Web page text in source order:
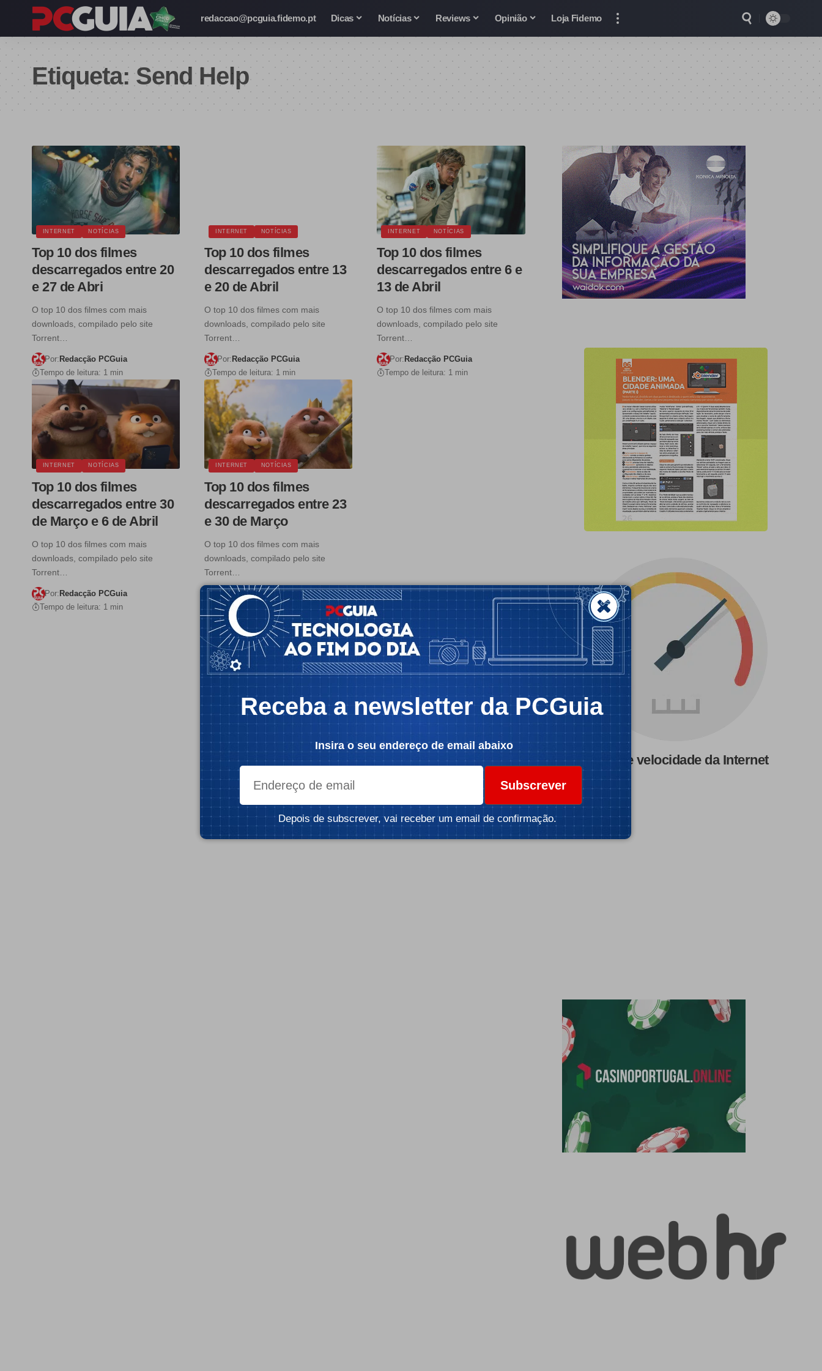
redaccao@pcguia.fidemo.pt Dicas Notícias Reviews Opinião Loja Fidemo
Etiqueta: Send Help
INTERNET NOTÍCIAS
Top 10 dos filmes
descarregados entre 20
e 27 de Abri
O top 10 dos filmes com mais
downloads, compilado pelo site
Torrent…
Por: Redacção PCGuia
Tempo de leitura: 1 min
INTERNET NOTÍCIAS
Top 10 dos filmes
descarregados entre 13
e 20 de Abril
O top 10 dos filmes com mais
downloads, compilado pelo site
Torrent…
Por: Redacção PCGuia
Tempo de leitura: 1 min
INTERNET NOTÍCIAS
Top 10 dos filmes
descarregados entre 6 e
13 de Abril
O top 10 dos filmes com mais
downloads, compilado pelo site
Torrent…
Por: Redacção PCGuia
Tempo de leitura: 1 min
INTERNET NOTÍCIAS
Top 10 dos filmes
descarregados entre 30
de Março e 6 de Abril
O top 10 dos filmes com mais
downloads, compilado pelo site
Torrent…
Por:Redacção PCGuia
Tempo de leitura: 1 min
INTERNET NOTÍCIAS
Top 10 dos filmes
descarregados entre 23
e 30 de Março
O top 10 dos filmes com mais
downloads, compilado pelo site
Torrent…
Por:Redacção PCGuia
Tempo de leitura: 1 min
Teste de velocidade da Internet
Receba a newsletter da PCGuia
Insira o seu endereço de email abaixo
Subscrever
Depois de subscrever, vai receber um email de confirmação.